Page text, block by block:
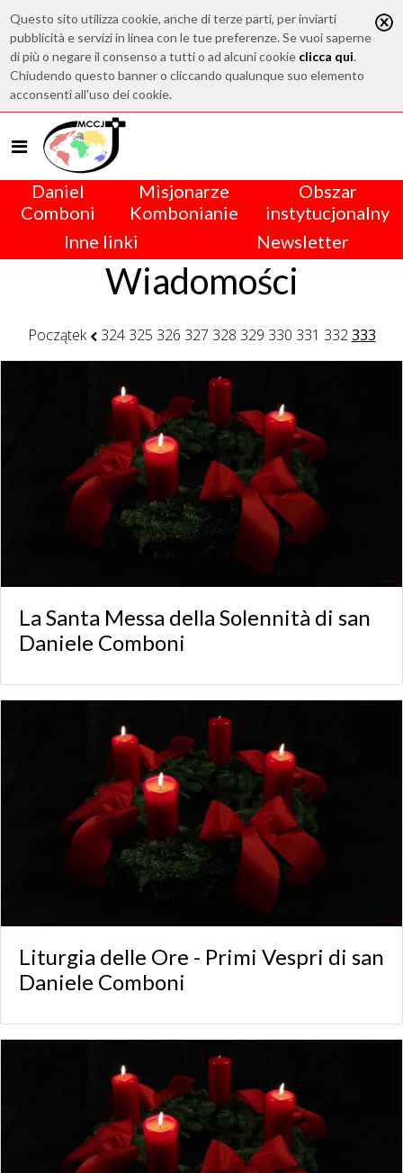
Questo sito utilizza cookie, anche di terze parti, per inviarti
pubblicità e servizi in linea con le tue preferenze. Se vuoi saperne
di più o negare il consenso a tutti o ad alcuni cookie clicca qui.
Chiudendo questo banner o cliccando qualunque suo elemento
acconsenti all'uso dei cookie.
Daniel
Comboni
Misjonarze
Kombonianie
Obszar
instytucjonalny
Inne linki
Newsletter
Wiadomości
Początek 324 325 326 327 328 329 330 331 332 333
La Santa Messa della Solennità di san
Daniele Comboni
Liturgia delle Ore - Primi Vespri di san
Daniele Comboni